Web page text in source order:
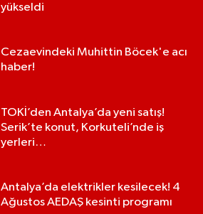
yükseldi
Cezaevindeki Muhittin Böcek'e acı
haber!
TOKİ’den Antalya’da yeni satış!
Serik’te konut, Korkuteli’nde iş
yerleri…
Antalya’da elektrikler kesilecek! 4
Ağustos AEDAŞ kesinti programı